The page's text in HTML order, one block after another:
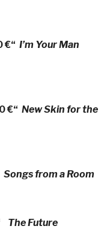
€“ I’m Your Man
€“ New Skin for the
Songs from a Room
The Future